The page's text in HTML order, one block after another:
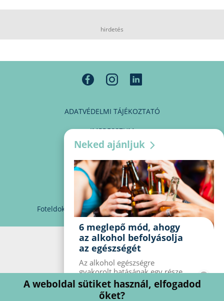
hirdetés
ADATVÉDELMI TÁJÉKOZTATÓ
IMPRESSZUM
MÉDIAAJÁNLAT
PARTNEREINK
KAPCSOLAT
Foteldoki info@foteldoki.hu Süti beállítások
Neked ajánljuk
6 meglepő mód, ahogy
az alkohol befolyásolja
az egészségét
Az alkohol egészségre
gyakorolt ​​hatásának egy része
jól ismert, mások azonban
meglepők lehetnek. Van hat
kevésbé ismert hatás, amelyet
A weboldal sütiket használ, elfogadod
őket?